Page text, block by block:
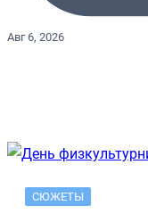
Авг 6, 2026
СЮЖЕТЫ